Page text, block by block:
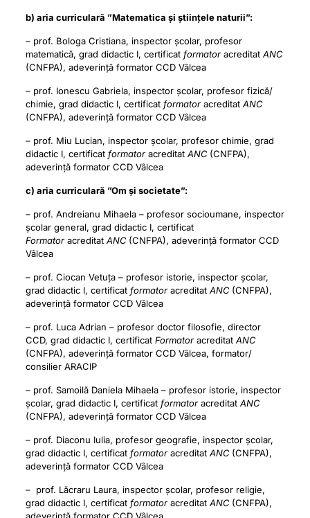
b) aria curriculară ”Matematica și științele naturii”:
– prof. Bologa Cristiana, inspector școlar, profesor
matematică, grad didactic I, certificat formatoracreditat ANC
(CNFPA), adeverință formator CCD Vâlcea
– prof. Ionescu Gabriela, inspector școlar, profesor fizică/
chimie, grad didactic I, certificat formatoracreditat ANC
(CNFPA), adeverință formator CCD Vâlcea
– prof. Miu Lucian, inspector școlar, profesor chimie, grad
didactic I, certificat formatoracreditat ANC (CNFPA),
adeverință formator CCD Vâlcea
c) aria curriculară ”Om și societate”:
– prof. Andreianu Mihaela – profesor socioumane, inspector
școlar general, grad didactic I, certificat
Formatoracreditat ANC (CNFPA), adeverință formator CCD
Vâlcea
– prof. Ciocan Vetuța – profesor istorie, inspector școlar,
grad didactic I, certificat formatoracreditat ANC (CNFPA),
adeverință formator CCD Vâlcea
– prof. Luca Adrian – profesor doctor filosofie, director
CCD, grad didactic I, certificat Formatoracreditat ANC
(CNFPA), adeverință formator CCD Vâlcea, formator/
consilier ARACIP
– prof. Samoilă Daniela Mihaela – profesor istorie, inspector
școlar, grad didactic I, certificat formatoracreditat ANC
(CNFPA), adeverință formator CCD Vâlcea
– prof. Diaconu Iulia, profesor geografie, inspector școlar,
grad didactic I, certificat formatoracreditat ANC (CNFPA),
adeverință formator CCD Vâlcea
– prof. Lăcraru Laura, inspector școlar, profesor religie,
grad didactic I, certificat formatoracreditat ANC (CNFPA),